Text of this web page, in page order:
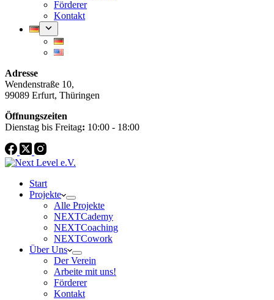
Förderer
Kontakt
Adresse
Wendenstraße 10,
99089 Erfurt, Thüringen
Öffnungszeiten
Dienstag bis Freitag: 10:00 - 18:00
Start
Projekte
Alle Projekte
NEXTCademy
NEXTCoaching
NEXTCowork
Über Uns
Der Verein
Arbeite mit uns!
Förderer
Kontakt